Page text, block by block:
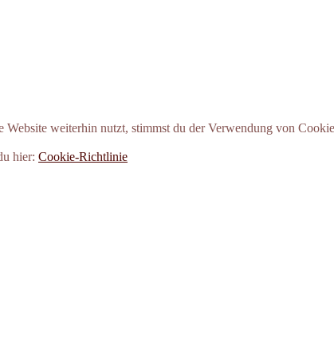
weiterhin nutzt, stimmst du der Verwendung von
hier: Cookie-Richtlinie